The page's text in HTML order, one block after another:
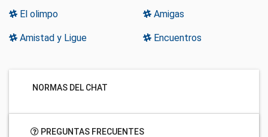
El olimpo Amigas
Amistad y Ligue Encuentros
NORMAS DEL CHAT
PREGUNTAS FRECUENTES